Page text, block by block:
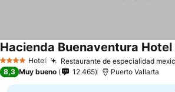
4 EstrellasHotel Restaurante de especialidad
8,3 Muy bueno 12.465 Puerto Vallarta